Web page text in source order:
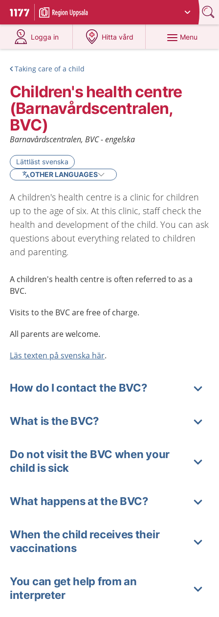
To start page for 1177
Du har valt region
Logga in
at 1177.se
Hitta vård
at 1177.se
Menu
Taking care of a child
Children's health centre
(Barnavårdscentralen,
BVC)
Barnavårdscentralen, BVC - engelska
Lättläst svenska
OTHER LANGUAGES
A children's health centre is a clinic for children
up to the age of six. At this clinic, staff check the
health and development of the child. You can ask
questions about everything related to children
and parenting.
A children's health centre is often referred to as a
BVC.
Visits to the BVC are free of charge.
All parents are welcome.
Läs texten på svenska här.
How do I contact the BVC?
What is the BVC?
Do not visit the BVC when your
child is sick
What happens at the BVC?
When the child receives their
vaccinations
You can get help from an
interpreter